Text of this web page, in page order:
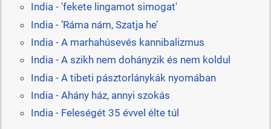
India - 'fekete lingamot simogat'
India - ’Ráma nám, Szatja he’
India - A marhahúsevés kannibalizmus
India - A szikh nem dohányzik és nem koldul
India - A tibeti pásztorlánykák nyomában
India - Ahány ház, annyi szokás
India - Feleségét 35 évvel élte túl